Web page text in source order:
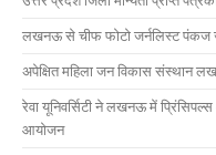
लखनऊ से चीफ फोटो जर्नलिस्ट पंकज
अपेक्षित महिला जन विकास संस्थान
रेवा यूनिवर्सिटी ने लखनऊ में
आयोजन